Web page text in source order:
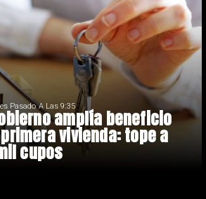
amplía beneficio
vivienda: tope a
cupos
Pasado A Las 9:35